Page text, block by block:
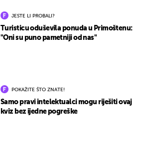
JESTE LI PROBALI?
Turisticu oduševila ponuda u Primoštenu:
"Oni su puno pametniji od nas"
POKAŽITE ŠTO ZNATE!
Samo pravi intelektualci mogu riješiti ovaj
kviz bez ijedne pogreške